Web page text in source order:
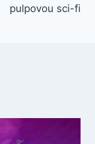
pulpovou sci-fi